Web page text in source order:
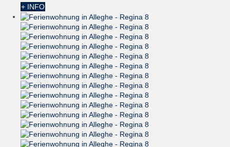
+ INFO